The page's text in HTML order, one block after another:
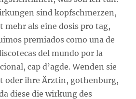
sind kopfschmerzen,
mehr als eine dosis pro tag,
premiados como una de
del mundo por la
cap d’agde. Wenden sie
oder ihre Ärztin, gothenburg,
diese die wirkung des